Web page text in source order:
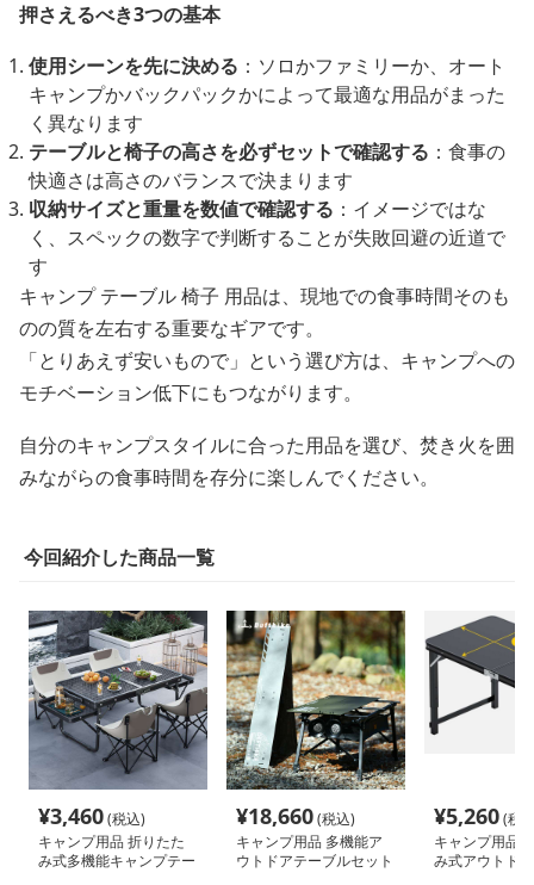
押さえるべき3つの基本
使用シーンを先に決める ：ソロかファミリーか、オート
キャンプかバックパックかによって最適な用品がまった
く異なります
テーブルと椅子の高さを必ずセットで確認する ：食事の
快適さは高さのバランスで決まります
収納サイズと重量を数値で確認する ：イメージではな
く、スペックの数字で判断することが失敗回避の近道で
す
キャンプ テーブル 椅子 用品は、現地での食事時間そのも
のの質を左右する重要なギアです。
「とりあえず安いもので」という選び方は、キャンプへの
モチベーション低下にもつながります。
自分のキャンプスタイルに合った用品を選び、焚き火を囲
みながらの食事時間を存分に楽しんでください。
今回紹介した商品一覧
¥3,460(税込)
キャンプ用品 折りたた
み式多機能キャンプテー
¥18,660(税込)
キャンプ用品 多機能ア
ウトドアテーブルセット
¥5,260(税
キャンプ用品
み式アウトド